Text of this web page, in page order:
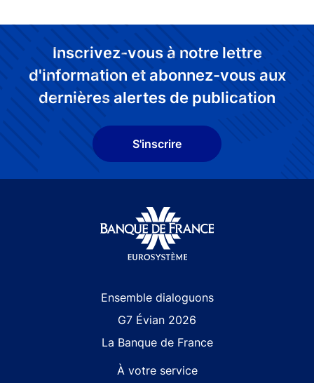
Inscrivez-vous à notre lettre
d'information et abonnez-vous aux
dernières alertes de publication
S'inscrire
Ensemble dialoguons
G7 Évian 2026
La Banque de France
À votre service